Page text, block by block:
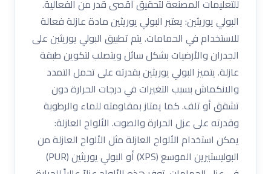
للتعليمات المصنعة لتحقيق أقصى قدر من الفعالية.
البولي يوريثين: يعتبر البولي يوريثين مادة عازلة فعالة
للاستخدام في الحمامات. يتم تطبيق البولي يوريثين على
الجدران والأرضيات بشكل سائل ويتصلب لتكوين طبقة
عازلة. يتميز البولي يوريثين بقدرته على تحمل التمدد
والانكماش بسبب التغيرات في درجات الحرارة دون
تشقق أو تلف. كما يمتاز بمقاومته للماء والرطوبة
وقدرته على عزل الحرارة والصوت. الألواح العازلة:
يمكن استخدام الألواح العازلة مثل الألواح العازلة من
البوليستيرين الموسع (XPS) أو البولي يوريثين (PUR)